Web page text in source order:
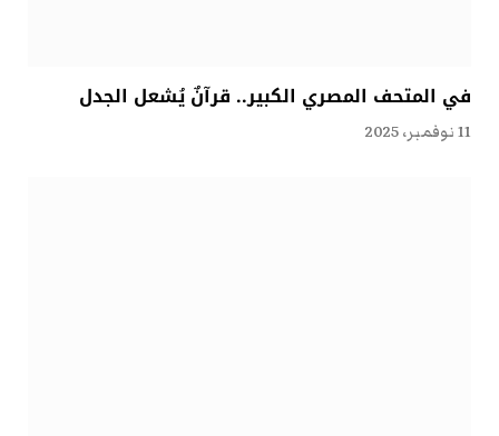
في المتحف المصري الكبير.. قرآنٌ يُشعل الجدل
11 نوفمبر، 2025